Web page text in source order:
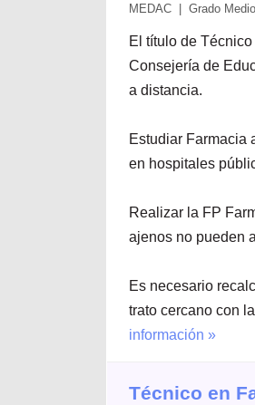
MEDAC | Grado
El título de
Consejería de
a distancia.
Estudiar Farmacia
en hospitales
Realizar la FP
ajenos no pueden
Es necesario
trato cercano con
información »
Técnico en